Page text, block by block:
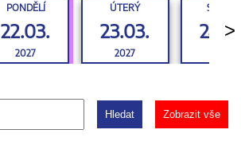
PONDĚLÍ
22.03.
2027
ÚTERÝ
23.03.
2027
>
Hledat Zobrazit vše